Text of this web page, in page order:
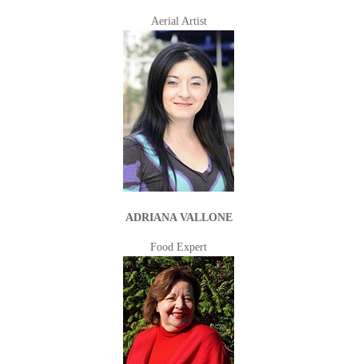
Aerial Artist
ADRIANA VALLONE
Food Expert